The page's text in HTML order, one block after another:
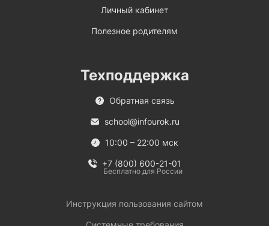
Личный кабинет
Полезное родителям
Техподдержка
Обратная связь
school@infourok.ru
10:00 – 22:00 мск
+7 (800) 600-21-01
Бесплатно для России
Инструкция пользования сайтом